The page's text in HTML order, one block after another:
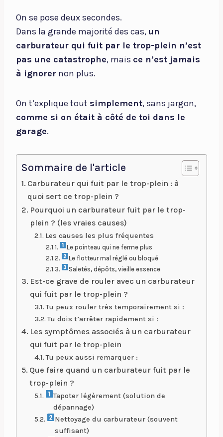
On se pose deux secondes.
Dans la grande majorité des cas, un
carburateur qui fuit par le trop-plein n’est
pas une catastrophe, mais ce n’est jamais
à ignorer non plus.
On t’explique tout simplement, sans jargon,
comme si on était à côté de toi dans le
garage.
Sommaire de l'article
Carburateur qui fuit par le trop-plein : à
quoi sert ce trop-plein ?
Pourquoi un carburateur fuit par le trop-
plein ? (les vraies causes)
Les causes les plus fréquentes
Le pointeau qui ne ferme plus
Le flotteur mal réglé ou bloqué
Saletés, dépôts, vieille essence
Est-ce grave de rouler avec un carburateur
qui fuit par le trop-plein ?
Tu peux rouler très temporairement si :
Tu dois t’arrêter rapidement si :
Les symptômes associés à un carburateur
qui fuit par le trop-plein
Tu peux aussi remarquer :
Que faire quand un carburateur fuit par le
trop-plein ?
Tapoter légèrement (solution de
dépannage)
Nettoyage du carburateur (souvent
suffisant)